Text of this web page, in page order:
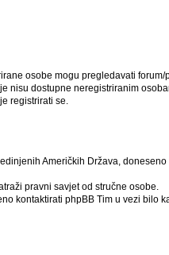
osobe mogu pregledavati forum/
nisu dostupne neregistriranim
registrirati se.
Američkih Država,
pravni savjet od stručne osobe.
kontaktirati phpBB Tim u vezi